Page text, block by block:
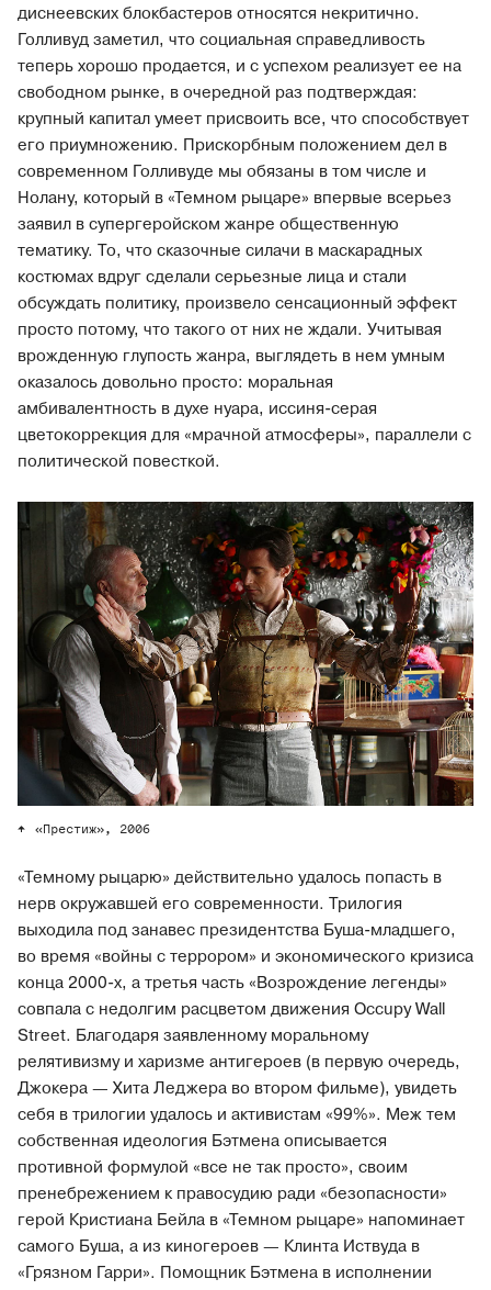
диснеевских блокбастеров относятся некритично.
Голливуд заметил, что социальная справедливость
теперь хорошо продается, и с успехом реализует ее на
свободном рынке, в очередной раз подтверждая:
крупный капитал умеет присвоить все, что способствует
его приумножению. Прискорбным положением дел в
современном Голливуде мы обязаны в том числе и
Нолану, который в «Темном рыцаре» впервые всерьез
заявил в супергеройском жанре общественную
тематику. То, что сказочные силачи в маскарадных
костюмах вдруг сделали серьезные лица и стали
обсуждать политику, произвело сенсационный эффект
просто потому, что такого от них не ждали. Учитывая
врожденную глупость жанра, выглядеть в нем умным
оказалось довольно просто: моральная
амбивалентность в духе нуара, иссиня-серая
цветокоррекция для «мрачной атмосферы», параллели с
политической повесткой.
«Престиж», 2006
«Темному рыцарю» действительно удалось попасть в
нерв окружавшей его современности. Трилогия
выходила под занавес президентства Буша-младшего,
во время «войны с террором» и экономического кризиса
конца 2000-х, а третья часть «Возрождение легенды»
совпала с недолгим расцветом движения Occupy Wall
Street. Благодаря заявленному моральному
релятивизму и харизме антигероев (в первую очередь,
Джокера — Хита Леджера во втором фильме), увидеть
себя в трилогии удалось и активистам «99%». Меж тем
собственная идеология Бэтмена описывается
противной формулой «все не так просто», своим
пренебрежением к правосудию ради «безопасности»
герой Кристиана Бейла в «Темном рыцаре» напоминает
самого Буша, а из киногероев — Клинта Иствуда в
«Грязном Гарри». Помощник Бэтмена в исполнении